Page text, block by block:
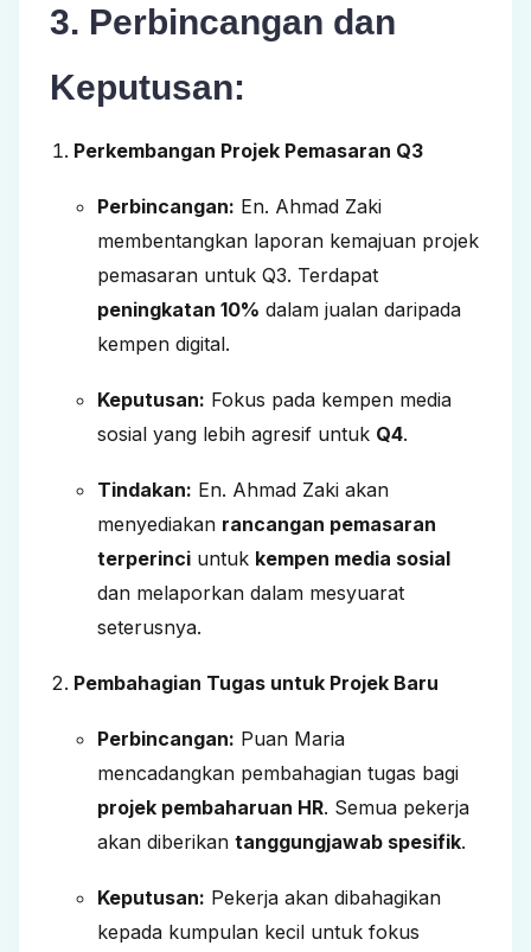
3. Perbincangan dan
Keputusan:
Perkembangan Projek Pemasaran Q3
Perbincangan: En. Ahmad Zaki
membentangkan laporan kemajuan projek
pemasaran untuk Q3. Terdapat
peningkatan 10% dalam jualan daripada
kempen digital.
Keputusan: Fokus pada kempen media
sosial yang lebih agresif untuk Q4.
Tindakan: En. Ahmad Zaki akan
menyediakan rancangan pemasaran
terperinci untuk kempen media sosial
dan melaporkan dalam mesyuarat
seterusnya.
Pembahagian Tugas untuk Projek Baru
Perbincangan: Puan Maria
mencadangkan pembahagian tugas bagi
projek pembaharuan HR. Semua pekerja
akan diberikan tanggungjawab spesifik.
Keputusan: Pekerja akan dibahagikan
kepada kumpulan kecil untuk fokus